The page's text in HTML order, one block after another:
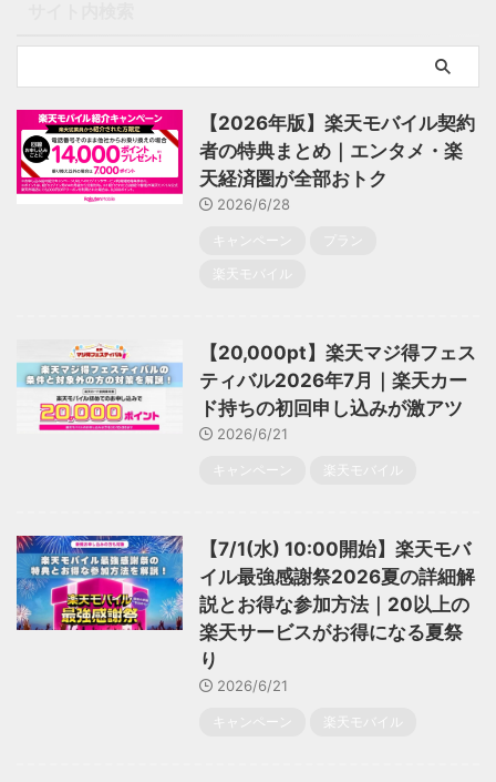
【2026年版】楽天モバイル契約
者の特典まとめ｜エンタメ・楽
天経済圏が全部おトク
2026/6/28
キャンペーン
プラン
楽天モバイル
【20,000pt】楽天マジ得フェス
ティバル2026年7月｜楽天カー
ド持ちの初回申し込みが激アツ
2026/6/21
キャンペーン 楽天モバイル
【7/1(水) 10:00開始】楽天モバ
イル最強感謝祭2026夏の詳細解
説とお得な参加方法｜20以上の
楽天サービスがお得になる夏祭
り
2026/6/21
キャンペーン 楽天モバイル